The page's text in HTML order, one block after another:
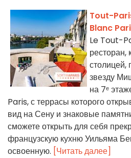
Tout-
Blanc
Le Tout-
ресторан,
столицей,
звезду
на 7ᵉ
Paris, с террасы которого
вид на Сену и знаковые
сможете открыть для себя
французскую кухню Уильяма
освоенную. [Читать далее]